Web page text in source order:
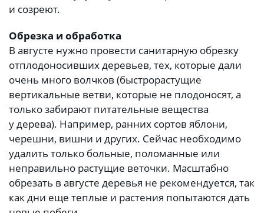
и созреют.
Обрезка и обработка
В августе нужно провести санитарную обрезку
отплодоносивших деревьев, тех, которые дали
очень много волчков (быстрорастущие
вертикальные ветви, которые не плодоносят, а
только забирают питательные вещества
у дерева). Например, ранних сортов яблони,
черешни, вишни и других. Сейчас необходимо
удалить только больные, поломанные или
неправильно растущие веточки. Масштабно
обрезать в августе деревья не рекомендуется, так
как дни еще теплые и растения попытаются дать